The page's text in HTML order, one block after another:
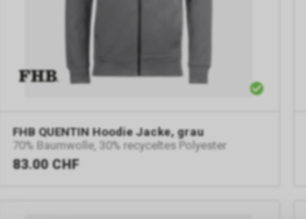
FHB QUENTIN Hoodie Jacke, grau
70% Baumwolle, 30% recyceltes Polyester
83.00 CHF